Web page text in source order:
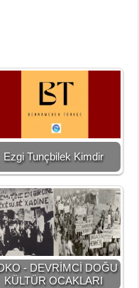
Ezgi Tunçbilek Kimdir
- DEVRİMCİ DOĞU
KÜLTÜR OCAKLARI